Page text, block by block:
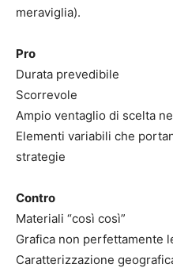
meraviglia).
Pro
Durata prevedibile
Scorrevole
Ampio ventaglio di scelta
Elementi variabili che
strategie
Contro
Materiali “così così”
Grafica non perfettamente
Caratterizzazione